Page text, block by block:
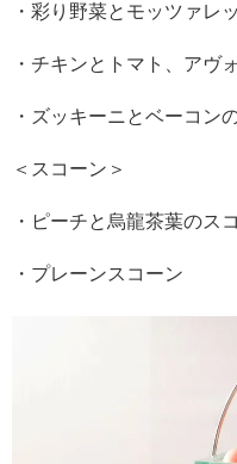
・彩り野菜とモッツァレ
・チキンとトマト、アヴ
・ズッキーニとベーコン
＜スコーン＞
・ピーチと烏龍茶葉のス
・プレーンスコーン